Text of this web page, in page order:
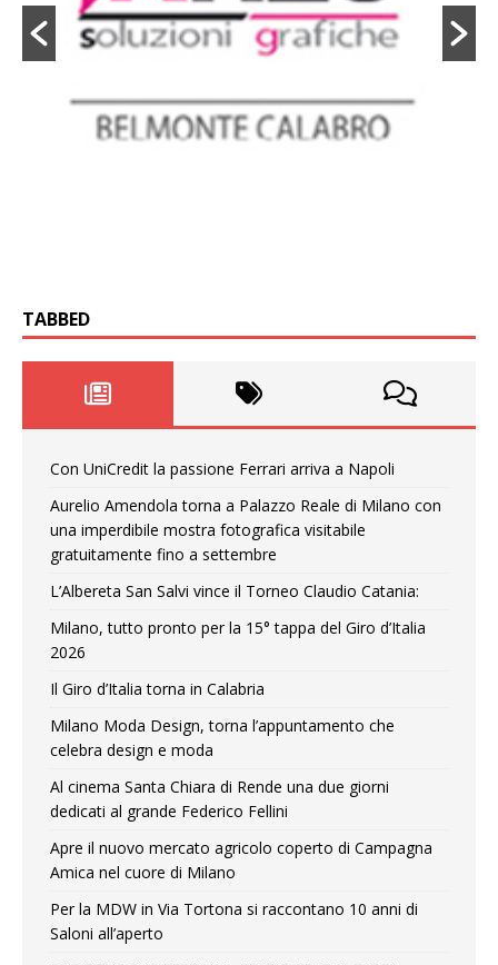
TABBED
Con UniCredit la passione Ferrari arriva a Napoli
Aurelio Amendola torna a Palazzo Reale di Milano con
una imperdibile mostra fotografica visitabile
gratuitamente fino a settembre
L’Albereta San Salvi vince il Torneo Claudio Catania:
Milano, tutto pronto per la 15° tappa del Giro d’Italia
2026
Il Giro d’Italia torna in Calabria
Milano Moda Design, torna l’appuntamento che
celebra design e moda
Al cinema Santa Chiara di Rende una due giorni
dedicati al grande Federico Fellini
Apre il nuovo mercato agricolo coperto di Campagna
Amica nel cuore di Milano
Per la MDW in Via Tortona si raccontano 10 anni di
Saloni all’aperto